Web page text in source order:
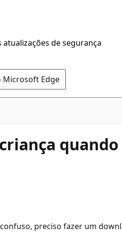
de segurança
Microsoft Edge
preciso fazer um